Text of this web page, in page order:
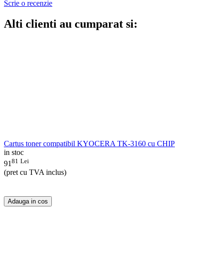
Scrie o recenzie
Alti clienti au cumparat si:
Cartus toner compatibil KYOCERA TK-3160 cu CHIP
in stoc
91 81 Lei
(pret cu TVA inclus)
Adauga in cos